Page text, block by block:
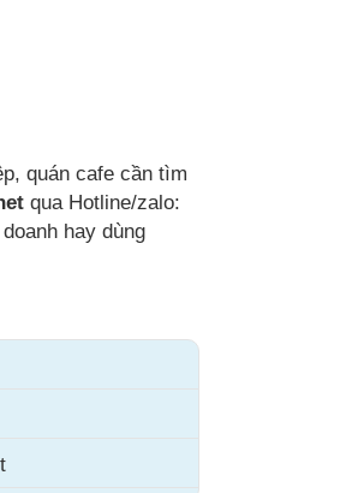
quán cafe cần tìm
qua Hotline/zalo:
hay dùng